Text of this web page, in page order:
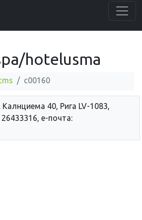
hotelusma
c00160
40, Рига LV-1083,
е-почта: